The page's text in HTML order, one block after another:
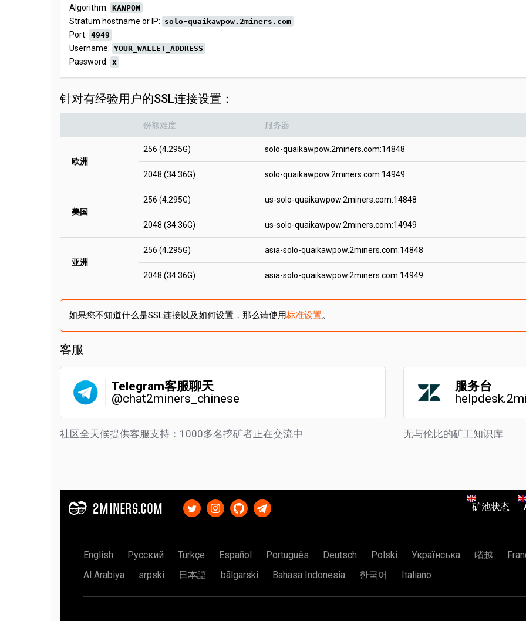
Algorithm: KAWPOW
Stratum hostname or IP: solo-quaikawpow.2miners.com
Port: 4949
Username: YOUR_WALLET_ADDRESS
Password: x
针对有经验用户的SSL连接设置：
份额难度 服务器
欧洲
256 (4.295G) solo-quaikawpow.2miners.com:14848
2048 (34.36G) solo-quaikawpow.2miners.com:14949
美国
256 (4.295G) us-solo-quaikawpow.2miners.com:14848
2048 (34.36G) us-solo-quaikawpow.2miners.com:14949
亚洲
256 (4.295G) asia-solo-quaikawpow.2miners.com:14848
2048 (34.36G) asia-solo-quaikawpow.2miners.com:14949
如果您不知道什么是SSL连接以及如何设置，那么请使用标准设置。
客服
Telegram客服聊天
@chat2miners_chinese
社区全天候提供客服支持：1000多名挖矿者正在交流中
服务台
无与伦比的矿工知识库
2MINERS.COM 矿池状态
English Русский Türkçe Español Português Deutsch Polski Українська 㗂越
Al Arabiya
srpski 日本語 bãlgarski Bahasa Indonesia 한국어 Italiano